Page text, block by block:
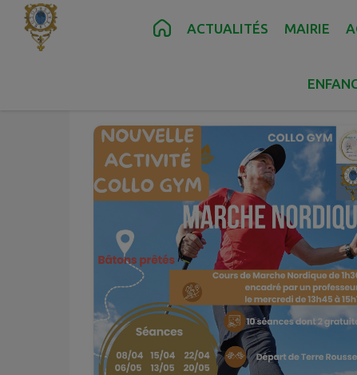
Contenu Recherche Pied de page
ACTUALITÉS MAIRIE